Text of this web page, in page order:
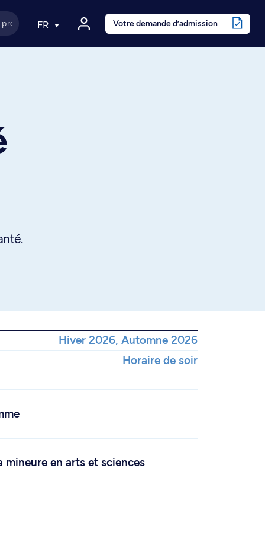
FR Votre demande d’admission
Hiver 2026, Automne 2026
Horaire de soir
mineure en arts et sciences